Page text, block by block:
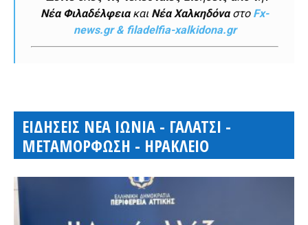
Νέα Φιλαδέλφειακαι Νέα Χαλκηδόναστο Fx-
news.gr & filadelfia-xalkidona.gr
ΕΙΔΗΣΕΙΣ ΝΕΑ ΙΩΝΙΑ - ΓΑΛΑΤΣΙ -
ΜΕΤΑΜΟΡΦΩΣΗ - ΗΡΑΚΛΕΙΟ